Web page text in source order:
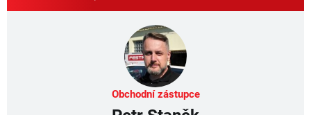
í
p
r
v
k
y
v
Obchodní zástupce